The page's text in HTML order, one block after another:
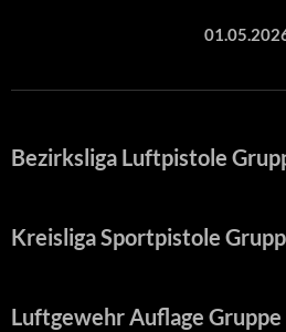
Bezirksliga Luftpistole
Kreisliga Sportpistole
Luftgewehr Auflage Gruppe